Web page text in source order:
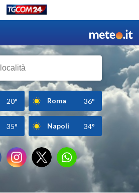
20° Roma 36°
35° Napoli 34°